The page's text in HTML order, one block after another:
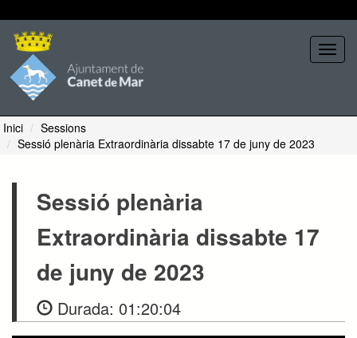
Inici
Sessions
Sessió plenària Extraordinària dissabte 17 de juny de 2023
Sessió plenària
Extraordinària dissabte 17
de juny de 2023
Durada: 01:20:04